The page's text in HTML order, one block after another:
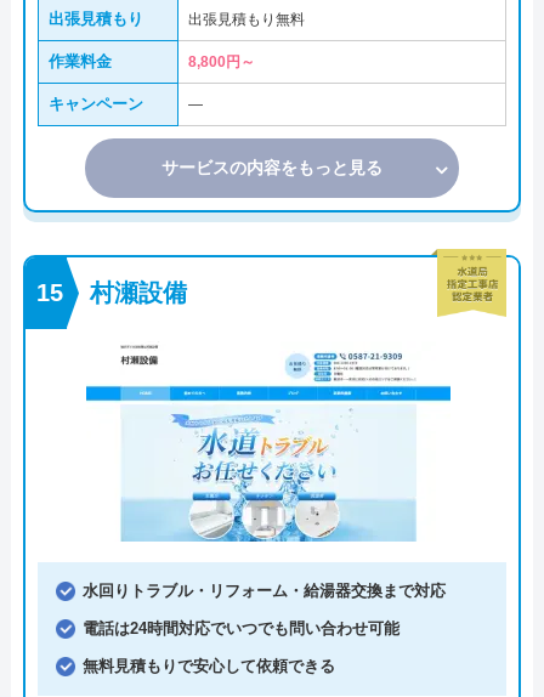
出張見積もり 出張見積もり無料
作業料金 8,800円～
キャンペーン ―
サービスの内容をもっと見る
村瀬設備
水回りトラブル・リフォーム・給湯器交換まで対応
電話は24時間対応でいつでも問い合わせ可能
無料見積もりで安心して依頼できる